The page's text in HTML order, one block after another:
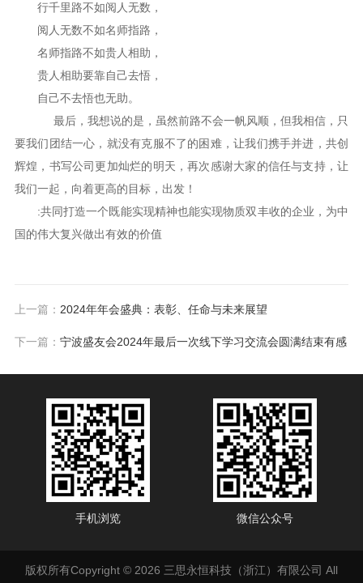
行千里路不如阅人无数，
阅人无数不如名师指路，
名师指路不如贵人相助，
贵人相助要靠自己去悟，
自己不去悟也无助。
最后，我想说的是，虽然前路不会一帆风顺，但我相信，只
要我们团结一心，就没有克服不了的困难，让我们携手并进，共创
辉煌，书写公司更加灿烂的明天，再次感谢大家的信任与支持，让
我们一起，向着更高的目标，出发！
:共同打造一个既能实现精神也能实现物质双丰收的企业，为中
国的伟大复兴做出有效的价值
上一篇： 2024年年会盛典：表彰、任命与未来展望
下一篇： 宁波盛友会2024年最后一次线下学习交流会圆满结束有感
手机浏览 微信公众号
版权所有Copyright © 2026 三思永恒科技（浙江）有限公司 All